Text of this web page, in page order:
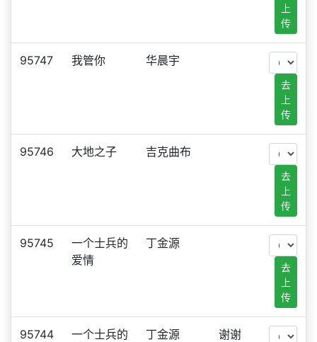
上
传
95747 我管你 华晨宇
去
上
传
95746 大地之子 吉克曲布
去
上
传
95745
一个士兵的
爱情
丁金源
去
上
传
95744
一个士兵的
丁金源 谢谢